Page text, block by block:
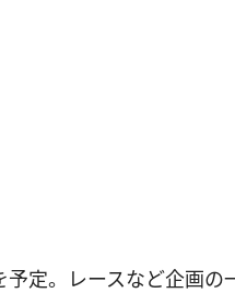
定。レースなど企画の